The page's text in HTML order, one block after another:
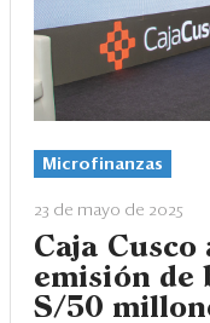
Microfinanzas
23 de mayo de 2025
Caja Cusco
emisión de
S/50